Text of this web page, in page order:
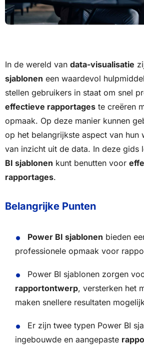
In de wereld van data-visualisatie
sjablonen een waardevol
stellen gebruikers in staat om snel
effectieve rapportages te creëren
opmaak. Op deze manier kunnen
op het belangrijkste aspect van hun
van inzicht uit de data. In deze gids
BI sjablonen kunt benutten voor
rapportages.
Belangrijke Punten
Power BI sjablonen bieden
professionele opmaak voor
Power BI sjablonen zorgen
rapportontwerp, versterken het
maken snellere resultaten
Er zijn twee typen Power BI
ingebouwde en aangepaste